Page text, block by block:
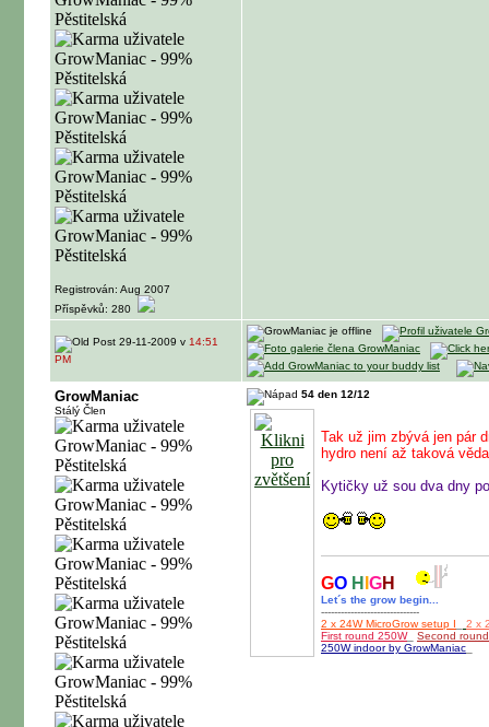
Registrován: Aug 2007
Příspěvků: 280
29-11-2009 v 14:51
PM
GrowManiac
Stálý Člen
54 den 12/12
Tak už jim zbývá jen pár
hydro není až taková
Kytičky už sou dva dny
GO H GH
Let´s the grow begin...
------------------------------
2 x 24W MicroGrow setup I
2 x
First round 250W_ Second
250W indoor by GrowManiac